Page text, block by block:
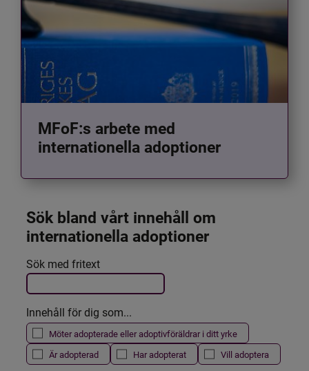
MFoF:s arbete med
internationella adoptioner
Sök bland vårt innehåll om
internationella adoptioner
Filtrera resultatet
Det här formuläret postas automatiskt
Sök med fritext
Innehåll för dig som...
Möter adopterade eller adoptivföräldrar i ditt yrke
Är adopterad
Har adopterat Vill adoptera